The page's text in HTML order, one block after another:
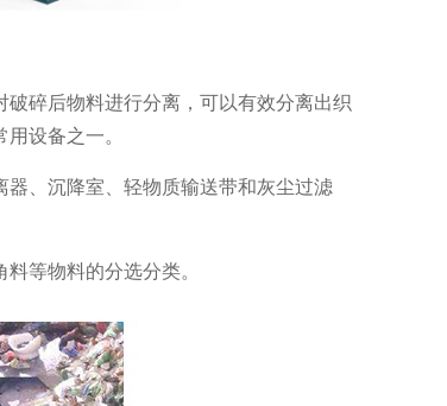
碎后物料进行分离，可以有效分离出织
设备之一。
、沉降室、轻物质输送带和灰尘过滤
等物料的分选分类。